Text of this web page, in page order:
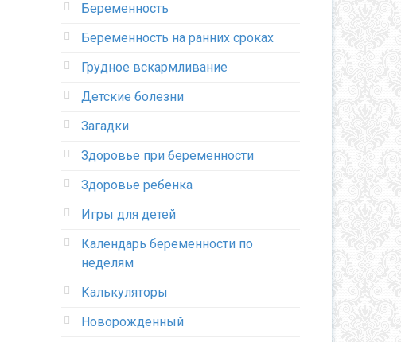
Беременность
Беременность на ранних сроках
Грудное вскармливание
Детские болезни
Загадки
Здоровье при беременности
Здоровье ребенка
Игры для детей
Календарь беременности по
неделям
Калькуляторы
Новорожденный